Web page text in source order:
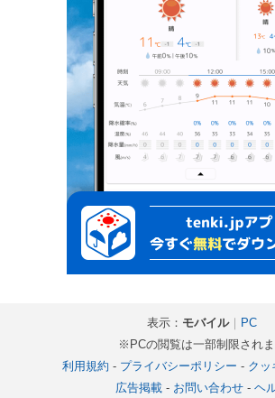
表示： モバイル｜ PC
※PCの閲覧は一部制限され
利用規約 - プライバシーポリシー - クッ
広告掲載- お問い合わせ- ヘ